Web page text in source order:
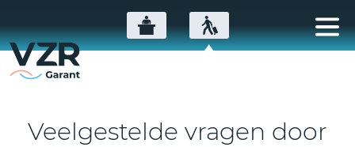
Veelgestelde vragen door